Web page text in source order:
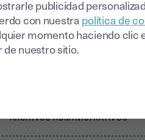
firmar?
ARCHIVOS ADMINISTRATIVOS
publicidad
con nuestrapolítica de
momento haciendo clic
nuestro sitio.